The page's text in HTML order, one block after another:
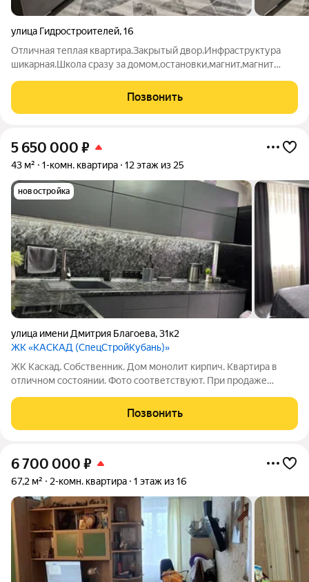
улица Гидростроителей,16
Отличная теплая квартира.Закрытый двор.Инфраструктура
шикарная.Школа сразу за домом,остановки,магнит,магнит
фото не оч качественные.Позвонить
5 650 000 ₽
43 м² 1-комн. квартира 12 этаж из 25
новостройка
улица имени Дмитрия Благоева,31к2
ЖК «КАСКАД (СпецСтройКубань)»
ЖК Каскад. Собственник. Дом монолит кирпич. Квартира в
отличном состоянии. Фото соответствуют. При продаже
на ЖК режисер или Юбилейный мкр. Любой вид расчета, вся
сумма в договоре.
Позвонить
6 700 000 ₽
67,2 м² 2-комн. квартира 1 этаж из 16